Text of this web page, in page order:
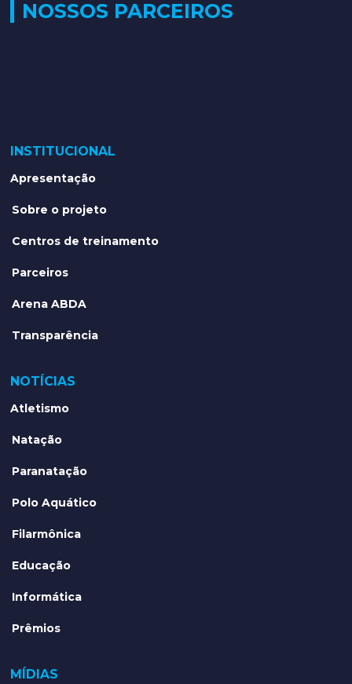
NOSSOS PARCEIROS
INSTITUCIONAL
Apresentação
Sobre o projeto
Centros de treinamento
Parceiros
Arena ABDA
Transparência
NOTÍCIAS
Atletismo
Natação
Paranatação
Polo Aquático
Filarmônica
Educação
Informática
Prêmios
MÍDIAS